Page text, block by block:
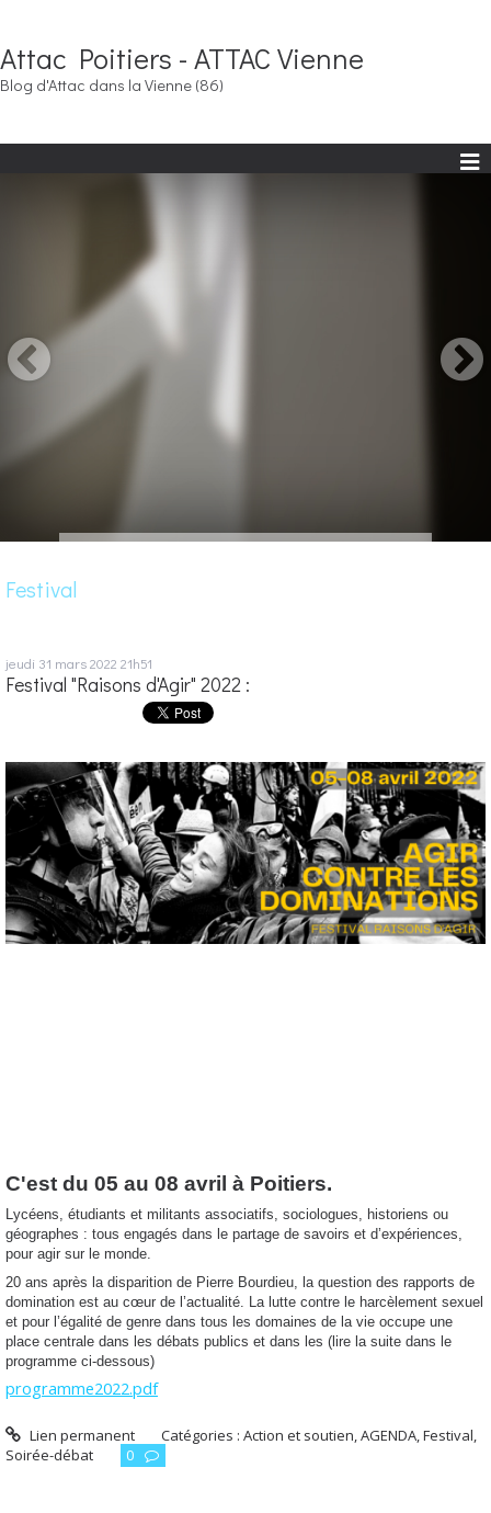
Attac Poitiers - ATTAC Vienne
Blog d'Attac dans la Vienne (86)
Festival
jeudi 31 mars 2022 21h51
Festival "Raisons d'Agir" 2022 :
C'est du 05 au 08 avril à Poitiers.
Lycéens, étudiants et militants associatifs, sociologues, historiens ou
géographes : tous engagés dans le partage de savoirs et d’expériences,
pour agir sur le monde.
20 ans après la disparition de Pierre Bourdieu, la question des rapports de
domination est au cœur de l’actualité. La lutte contre le harcèlement sexuel
et pour l’égalité de genre dans tous les domaines de la vie occupe une
place centrale dans les débats publics et dans les (lire la suite dans le
programme ci-dessous)
programme2022.pdf
Lien permanent Catégories :Action et soutien,AGENDA,Festival,
Soirée-débat
0